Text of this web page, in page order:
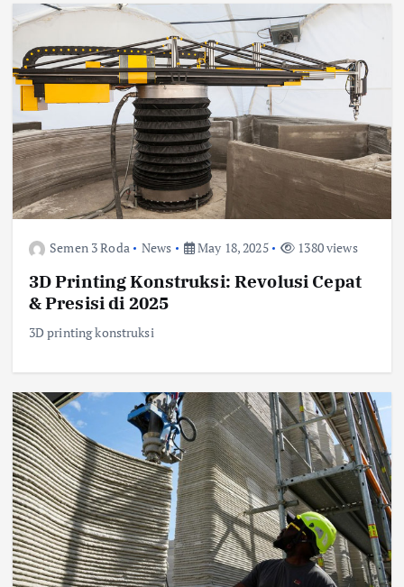
Semen 3 Roda News May 18, 2025 1380 views
3D Printing Konstruksi: Revolusi Cepat
& Presisi di 2025
3D printing konstruksi